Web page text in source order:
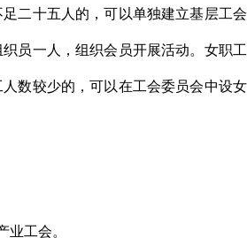
二十五人的，可以单独建立基层工
员一人，组织会员开展活动。女职工
数较少的，可以在工会委员会中设
工会。